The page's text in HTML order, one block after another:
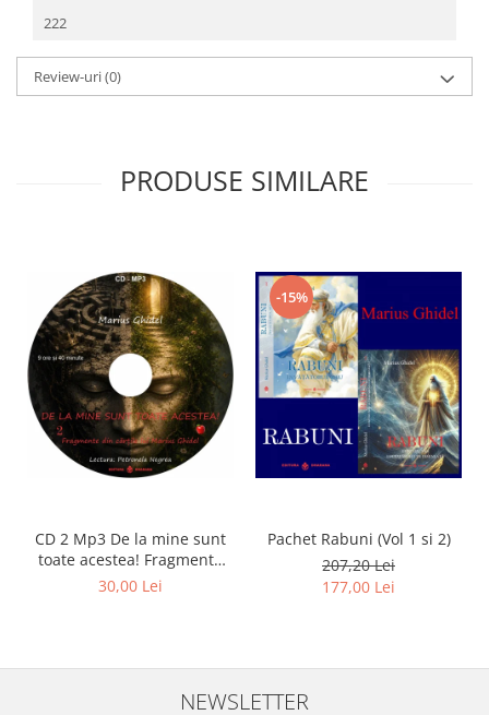
222
Review-uri(0)
PRODUSE SIMILARE
CD 2 Mp3 De la mine sunt
toate acestea! Fragmente
din cărțile lui Marius Ghidel
30,00 Lei
-15%
Pachet Rabuni (Vol 1 si 2)
207,20 Lei
177,00 Lei
NEWSLETTER